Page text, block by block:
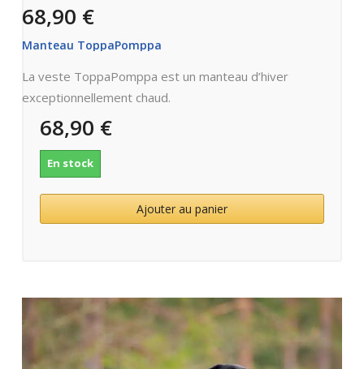
68,90 €
Manteau ToppaPomppa
La veste ToppaPomppa est un manteau d’hiver
exceptionnellement chaud.
68,90 €
En stock
Ajouter au panier